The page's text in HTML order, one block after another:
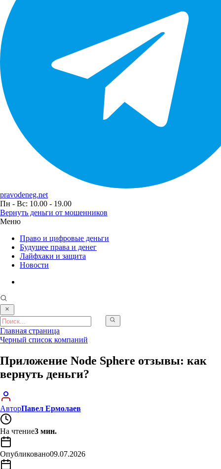
pravodeneg.net
Пн - Вс: 10.00 - 19.00
Вернуть деньги от мошенников
Меню
Право и цифровые деньги
Будущее права и денег
Лайфхаки и защита
Новости
Главная страница
Черный список компаний
Приложение Node Sphere отзывы: как
вернуть деньги?
АвторПавел Ермолаев
На чтение3 мин.
Опубликовано09.07.2026